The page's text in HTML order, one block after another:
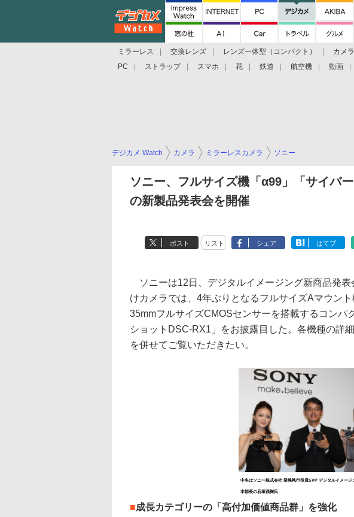
ミラーレス 交換レンズ レンズ一体型（コンパクト） カメ
PC
ストラップ スマホ 花 鉄道 航空機 動画
デジカメ Watch カメラ ミラーレスカメラ ソニー
ソニー、フルサイズ機「α99」「サイバ
の新製品発表会を開催
ポスト リスト シェア はてブ
ソニーは12日、デジタルイメージング新商品発表
けカメラでは、4年ぶりとなるフルサイズAマウン
35mmフルサイズCMOSセンサーを搭載するコンパ
ショットDSC-RX1」をお披露目した。各機種の詳
を併せてご覧いただきたい。
中央はソニー株式会社 業務執行役員SVP デジタルイメージ
本部長の石塚茂樹氏
■成長カテゴリーの「高付加価値商品群」を強化